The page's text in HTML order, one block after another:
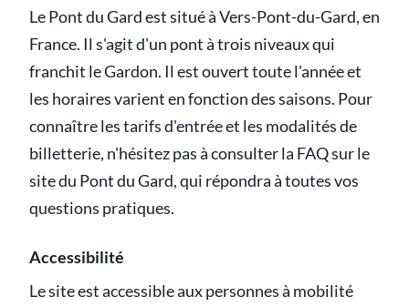
Le Pont du Gard est situé à Vers-Pont-du-Gard, en
France. Il s'agit d'un pont à trois niveaux qui
franchit le Gardon. Il est ouvert toute l'année et
les horaires varient en fonction des saisons. Pour
connaître les tarifs d'entrée et les modalités de
billetterie, n'hésitez pas à consulter la FAQ sur le
site du Pont du Gard, qui répondra à toutes vos
questions pratiques.
Accessibilité
Le site est accessible aux personnes à mobilité